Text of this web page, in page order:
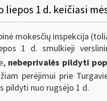
liepos 1 d. keičiasi
mokesčių inspekcija
1 d. smulkieji
nebeprivalės pildyti
perėjimui prie
pildyti nuo rugsėjo 1 d.